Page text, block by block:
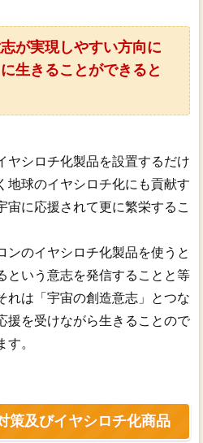
が実現しやすい方向に
生きることができると
ヤシロチ化製品を設置するだけ
地球のイヤシロチ化にも貢献す
宙に応援されて更に繁栄するこ
ンのイヤシロチ化製品を使うと
という意志を発信することと等
れは「宇宙の創造意志」とつな
援を受けながら生きることので
。
策及びイヤシロチ化商品